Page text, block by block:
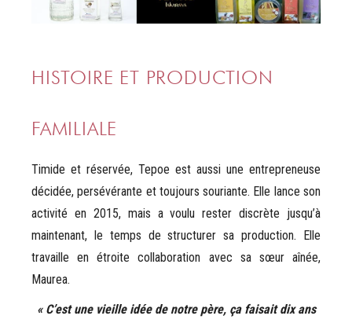
HISTOIRE ET PRODUCTION
FAMILIALE
Timide et réservée, Tepoe est aussi une entrepreneuse
décidée, persévérante et toujours souriante. Elle lance son
activité en 2015, mais a voulu rester discrète jusqu’à
maintenant, le temps de structurer sa production. Elle
travaille en étroite collaboration avec sa sœur aînée,
Maurea.
« C’est une vieille idée de notre père, ça faisait dix ans